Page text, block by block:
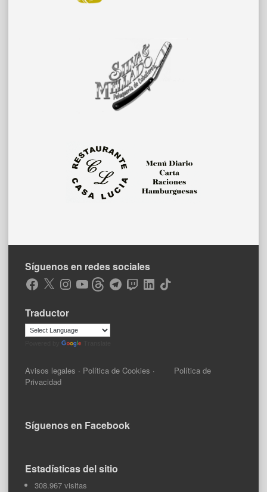
Síguenos en redes sociales
Facebook
X Instagram
YouTubeThreadsTelegramTwitchLinkedIn
TikTok
Traductor
Avisos legales · Política de Cookies · Política de
Privacidad
Síguenos en Facebook
Estadísticas del sitio
308.967 visitas